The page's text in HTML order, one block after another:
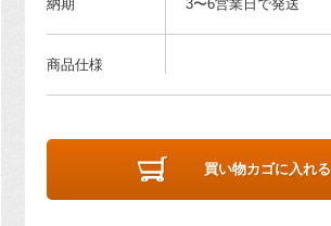
納期 3〜6営業日で発送
商品仕様
買い物カゴに入れる